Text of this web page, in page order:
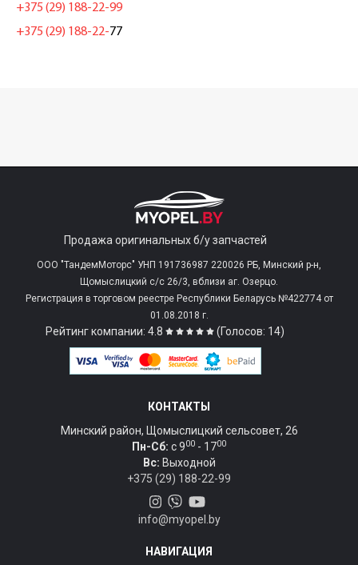
+375 (29) 188-22-99
+375 (29) 188-22-77
Продажа оригинальных б/у запчастей
ООО "ТандемМоторс" УНП 191736987 220026 РБ, Минский р-н,
Щомыслицкий с/c 26/3, вблизи аг. Озерцо.
Регистрация в торговом реестре Республики Беларусь №422774 от
01.08.2018 г.
Рейтинг компании: 4.8 (Голосов: 14)
КОНТАКТЫ
Минский район, Щомыслицкий сельсовет, 26
Пн-Сб: c 900 - 1700
Вс: Выходной
+375 (29) 188-22-99
info@myopel.by
НАВИГАЦИЯ